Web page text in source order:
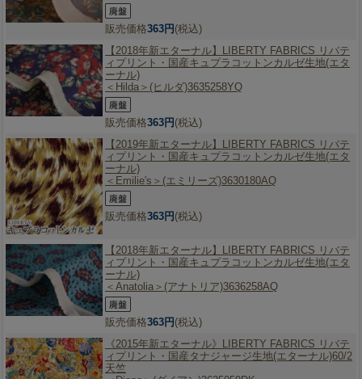
販売価格363円(税込)
【2018年新エターナル】 LIBERTY FABRICS リバテ
ィプリント・国産キュプラコットンカルゼ生地(エタ
ーナル)
＜Hilda＞(ヒルダ)3635258YQ
販売価格363円(税込)
【2019年新エターナル】 LIBERTY FABRICS リバテ
ィプリント・国産キュプラコットンカルゼ生地(エタ
ーナル)
＜Emilie's＞(エミリーズ)3630180AQ
販売価格363円(税込)
【2018年新エターナル】 LIBERTY FABRICS リバテ
ィプリント・国産キュプラコットンカルゼ生地(エタ
ーナル)
＜Anatolia＞(アナトリア)3636258AQ
販売価格363円(税込)
《2015年新エターナル》 LIBERTY FABRICS リバテ
ィプリント・国産タナジャージ生地(エターナル)60/2
天竺